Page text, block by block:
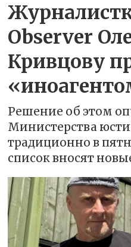
Observer
Кривцову
Решение об этом
Министерства
традиционно в
список вносят